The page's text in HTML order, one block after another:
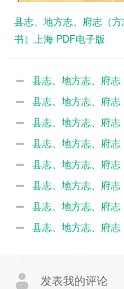
县志、地方志、府志（
书）上海 PDF电子版
县志、地方志、府
县志、地方志、府
县志、地方志、府
县志、地方志、府
县志、地方志、府
县志、地方志、府
县志、地方志、府
县志、地方志、府
发表我的评论